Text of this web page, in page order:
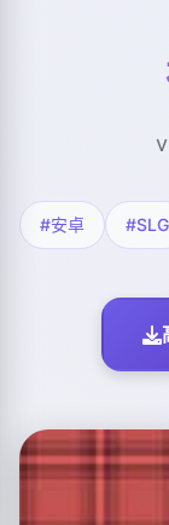
#安卓 #SLG